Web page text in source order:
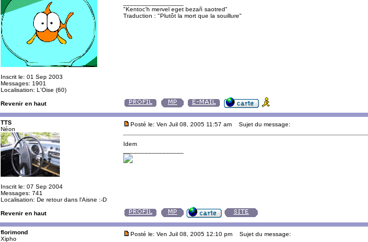
Inscrit le: 01 Sep 2003
Messages: 1901
Localisation: L'Oise (60)
"Kentoc'h mervel eget bezañ saotred"
Traduction : "Plutôt la mort que la souillure"
Revenir en haut
TTS
Néon
Inscrit le: 07 Sep 2004
Messages: 741
Localisation: De retour dans l'Aisne :-D
Posté le: Ven Juil 08, 2005 11:57 am Sujet du message:
Idem
Revenir en haut
florimond
Xipho
Posté le: Ven Juil 08, 2005 12:10 pm Sujet du message: